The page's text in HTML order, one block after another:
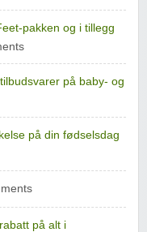
pakken og i tillegg
på baby- og
på din fødselsdag
på alt i